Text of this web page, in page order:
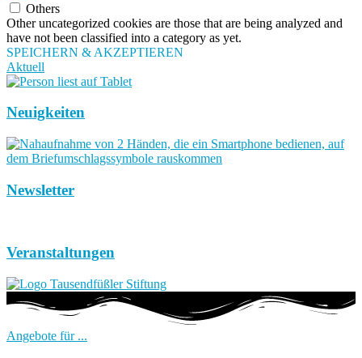
Others
Other uncategorized cookies are those that are being analyzed and
have not been classified into a category as yet.
SPEICHERN & AKZEPTIEREN
Aktuell
Neuigkeiten
Newsletter
Veranstaltungen
Angebote für ...